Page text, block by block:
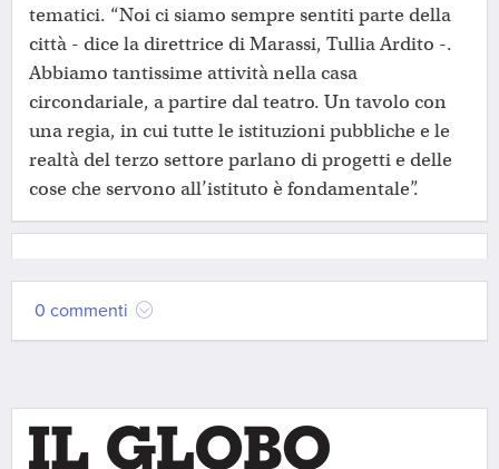
tematici. “Noi ci siamo sempre sentiti parte della
città - dice la direttrice di Marassi, Tullia Ardito -.
Abbiamo tantissime attività nella casa
circondariale, a partire dal teatro. Un tavolo con
una regia, in cui tutte le istituzioni pubbliche e le
realtà del terzo settore parlano di progetti e delle
cose che servono all’istituto è fondamentale”.
0 commenti